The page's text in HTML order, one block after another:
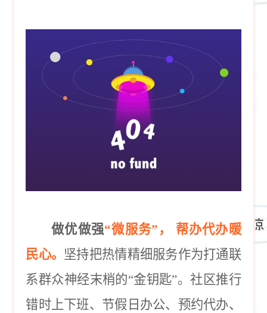
做优做强“微服务”， 帮办代办暖
民心。 坚持把热情精细服务作为打通联
系群众神经末梢的“金钥匙”。社区推行
错时上下班、节假日办公、预约代办、